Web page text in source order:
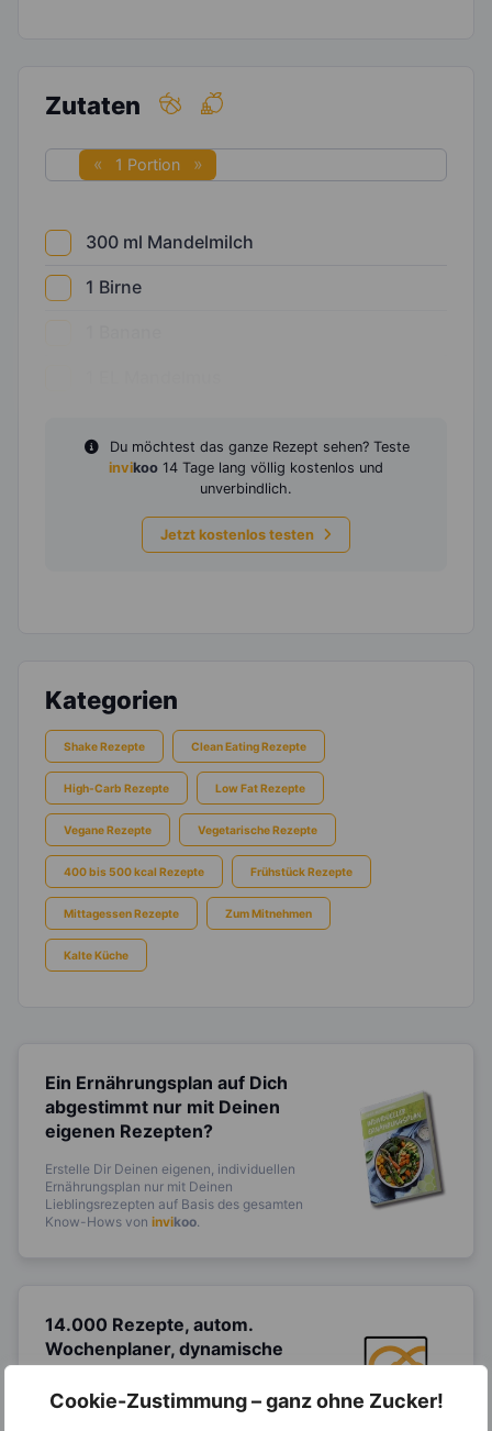
Cookie-Zustimmung – ganz ohne Zucker!
Zutaten
1 Portion
300 ml Mandelmilch
1 Birne
Du möchtest das ganze Rezept sehen? Teste
invikoo 14 Tage lang völlig kostenlos und
unverbindlich.
Jetzt kostenlos testen
Kategorien
Shake Rezepte Clean Eating Rezepte
High-Carb Rezepte Low Fat Rezepte
Vegane Rezepte Vegetarische Rezepte
400 bis 500 kcal Rezepte Frühstück Rezepte
Mittagessen Rezepte Zum Mitnehmen
Kalte Küche
Ein Ernährungsplan auf Dich
abgestimmt nur mit Deinen
eigenen Rezepten?
Erstelle Dir Deinen eigenen, individuellen
Ernährungsplan nur mit Deinen
Lieblingsrezepten auf Basis des gesamten
Know-Hows von invikoo
14.000 Rezepte, autom.
Wochenplaner, dynamische
Einkaufsliste und noch mehr?
Entdecke dieinvikoo-Mitgliedschaft und erhalte